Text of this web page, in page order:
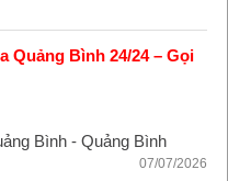
Quảng Bình 24/24 – Gọi
Bình - Quảng Bình
07/07/2026